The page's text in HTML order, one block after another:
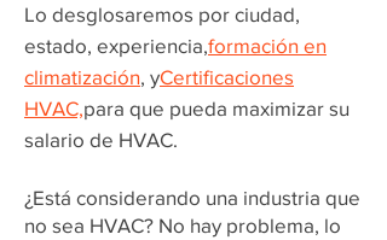
Lo desglosaremos por ciudad,
estado, experiencia,formación en
climatización, yCertificaciones
HVAC,para que pueda maximizar su
salario de HVAC.
¿Está considerando una industria que
no sea HVAC? No hay problema, lo